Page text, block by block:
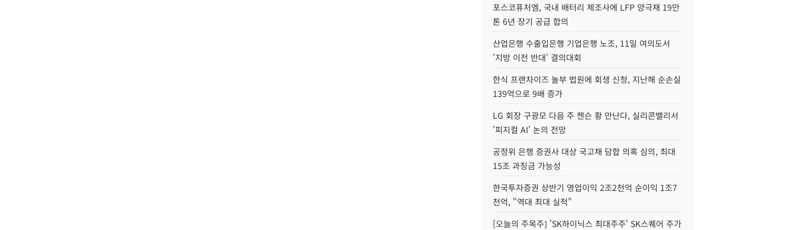
포스코퓨처엠, 국내 배터리 제조사에 LFP 양극재 19만
톤 6년 장기 공급 합의
산업은행 수출입은행 기업은행 노조, 11일 여의도서
'지방 이전 반대' 결의대회
한식 프랜차이즈 놀부 법원에 회생 신청, 지난해 순손실
139억으로 9배 증가
LG 회장 구광모 다음 주 젠슨 황 만난다, 실리콘밸리서
'피지컬 AI' 논의 전망
공정위 은행 증권사 대상 국고채 담합 의혹 심의, 최대
15조 과징금 가능성
한국투자증권 상반기 영업이익 2조2천억 순이익 1조7
천억, "역대 최대 실적"
[오늘의 주목주] 'SK하이닉스 최대주주' SK스퀘어 주가